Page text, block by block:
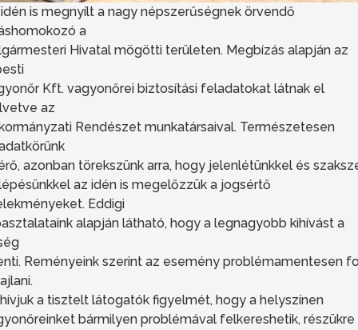
is megnyílt a nagy népszerűségnek örvendő
a
Hivatal mögötti területen. Megbízás alapján az
Kft. vagyonőrei biztosítási feladatokat látnak el
az
Rendészet munkatársaival. Természetesen
azonban törekszünk arra, hogy jelenlétünkkel és
az idén is megelőzzük a jogsértő
Eddigi
alapján látható, hogy a legnagyobb kihívást a
Reményeink szerint az esemény problémamentesen
a tisztelt látogatók figyelmét, hogy a helyszínen
bármilyen problémával felkereshetik, részükre